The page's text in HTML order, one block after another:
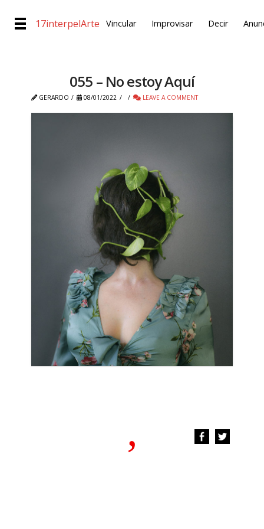
17interpelArte Vincular Improvisar Decir
055 – No estoy Aquí
GERARDO 08/01/2022 LEAVE A COMMENT